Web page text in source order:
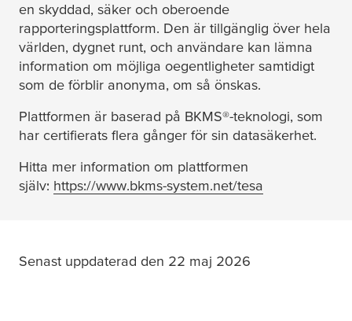
en skyddad, säker och oberoende
rapporteringsplattform. Den är tillgänglig över hela
världen, dygnet runt, och användare kan lämna
information om möjliga oegentligheter samtidigt
som de förblir anonyma, om så önskas.
Plattformen är baserad på BKMS®-teknologi, som
har certifierats flera gånger för sin datasäkerhet.
Hitta mer information om plattformen
själv: https://www.bkms-system.net/tesa
Senast uppdaterad den 22 maj 2026